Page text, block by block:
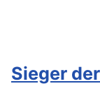
Sieger